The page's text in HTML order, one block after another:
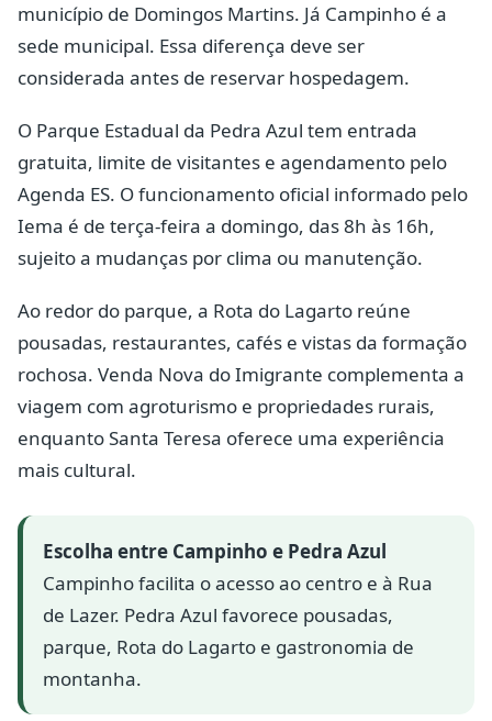
município de Domingos Martins. Já Campinho é a
sede municipal. Essa diferença deve ser
considerada antes de reservar hospedagem.
O Parque Estadual da Pedra Azul tem entrada
gratuita, limite de visitantes e agendamento pelo
Agenda ES. O funcionamento oficial informado pelo
Iema é de terça-feira a domingo, das 8h às 16h,
sujeito a mudanças por clima ou manutenção.
Ao redor do parque, a Rota do Lagarto reúne
pousadas, restaurantes, cafés e vistas da formação
rochosa. Venda Nova do Imigrante complementa a
viagem com agroturismo e propriedades rurais,
enquanto Santa Teresa oferece uma experiência
mais cultural.
Escolha entre Campinho e Pedra Azul
Campinho facilita o acesso ao centro e à Rua
de Lazer. Pedra Azul favorece pousadas,
parque, Rota do Lagarto e gastronomia de
montanha.